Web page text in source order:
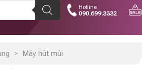
Hotline
090.699.3332
> Máy hút mùi